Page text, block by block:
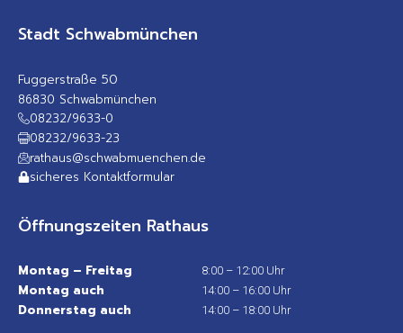
Stadt Schwabmünchen
Fuggerstraße 50
86830 Schwabmünchen
08232/9633-0
08232/9633-23
rathaus@schwabmuenchen.de
sicheres Kontaktformular
Öffnungszeiten Rathaus
Montag – Freitag 8:00 – 12:00 Uhr
Montag auch 14:00 – 16:00 Uhr
Donnerstag auch 14:00 – 18:00 Uhr